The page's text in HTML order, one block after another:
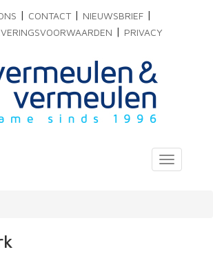
| CONTACT | NIEUWSBRIEF |
| PRIVACY
Toggle